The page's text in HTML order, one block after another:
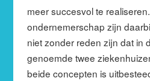
meer succesvol te
ondernemerschap zijn
niet zonder reden zijn dat in
genoemde twee
beide concepten is